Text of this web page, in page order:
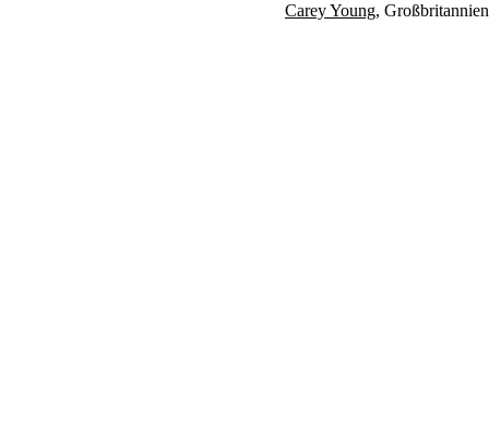
Carey Young, Großbritannien